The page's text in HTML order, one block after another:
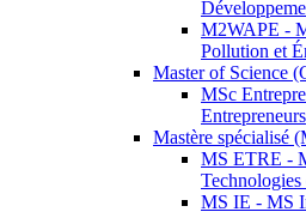
M2WAPE -
Pollution et
Master of Science
MSc
Entrepreneurs
Mastère spécialisé
MS ETRE -
MS IE - MS